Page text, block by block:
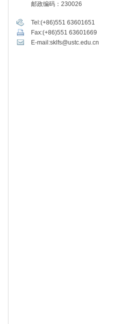
邮政编码：230026
Tel:(+86)551 63601651
Fax:(+86)551 63601669
E-mail:sklfs@ustc.edu.cn